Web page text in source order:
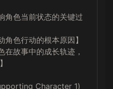
色当前状态的关键过
色行动的根本原因】
故事中的成长轨迹，
Character 1)